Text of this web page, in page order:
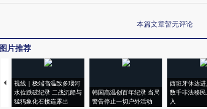
本篇文章暂无评论
图片推荐
视线｜极端高温致多瑙河
水位跌破纪录 二战沉船与
猛犸象化石接连露出
韩国高温创百年纪录 当局
警告停止一切户外活动
西班牙休达
数千非法移
入